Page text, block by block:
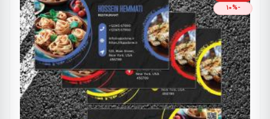
-10%